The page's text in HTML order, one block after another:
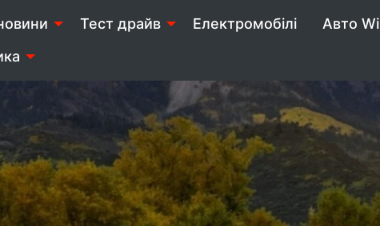
Тест драйв Електромобілі Авто